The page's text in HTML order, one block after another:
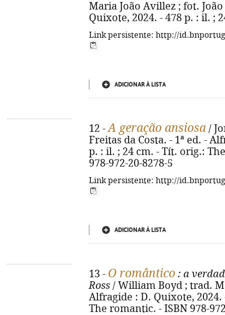
Maria João Avillez ; fot.
Quixote, 2024. - 478 p. : il. ;
Link persistente: http://
ADICIONAR À LISTA
12 -A geração ansiosa /
Freitas da Costa. - 1ª ed. -
p. : il. ; 24 cm. - Tít. orig.:
978-972-20-8278-5
Link persistente: http://
ADICIONAR À LISTA
13 - O romântico : a
Ross / William Boyd ; trad.
Alfragide : D. Quixote,
The romantic. - ISBN 978-